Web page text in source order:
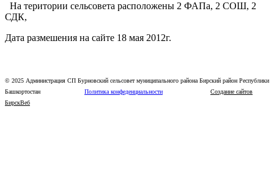
На територии сельсовета расположены 2 ФАПа, 2 СОШ, 2
СДК,
Дата размешения на сайте 18 мая 2012г.
© 2025 Администрация СП Бурновский сельсовет муниципального района Бирский район Республики
Башкортостан Политика конфеденциальности
Создание сайтов
БирскВеб